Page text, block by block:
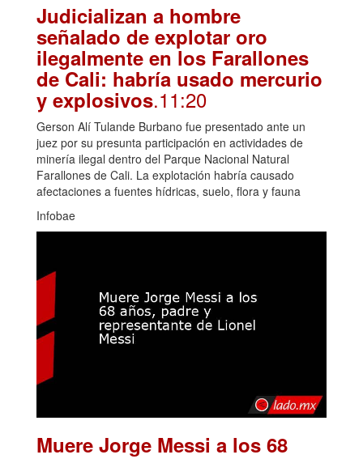
Judicializan a hombre
señalado de explotar oro
ilegalmente en los Farallones
de Cali: habría usado mercurio
y explosivos.11:20
Gerson Alí Tulande Burbano fue presentado ante un
juez por su presunta participación en actividades de
minería ilegal dentro del Parque Nacional Natural
Farallones de Cali. La explotación habría causado
afectaciones a fuentes hídricas, suelo, flora y fauna
Infobae
Muere Jorge Messi a los 68